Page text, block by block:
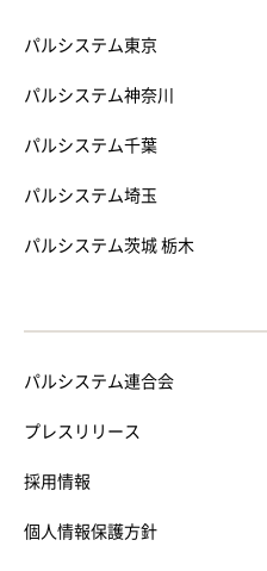
パルシステム東京
パルシステム神奈川
パルシステム千葉
パルシステム埼玉
パルシステム茨城 栃木
パルシステム連合会
プレスリリース
採用情報
個人情報保護方針